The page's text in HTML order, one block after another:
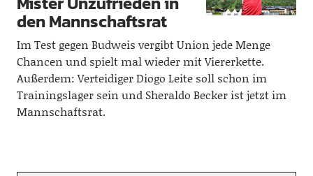
den Mannschaftsrat
Im Test gegen Budweis vergibt Union jede Menge
Chancen und spielt mal wieder mit Viererkette.
Außerdem: Verteidiger Diogo Leite soll schon im
Trainingslager sein und Sheraldo Becker ist jetzt im
Mannschaftsrat.